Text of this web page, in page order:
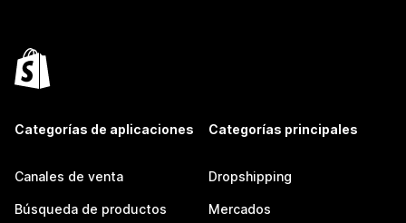
Categorías de aplicaciones
Canales de venta
Búsqueda de productos
Categorías principales
Dropshipping
Mercados